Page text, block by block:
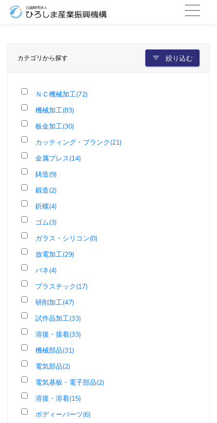
カテゴリから探す 絞り込む
ＮＣ機械加工(72)
機械加工(83)
板金加工(30)
カッティング・ブランク(21)
金属プレス(14)
鋳造(9)
鍛造(2)
鋲螺(4)
ゴム(3)
ガラス・シリコン(0)
放電加工(29)
バネ(4)
プラスチック(17)
研削加工(47)
試作品加工(33)
溶接・接着(33)
機械部品(31)
電気部品(2)
電気基板・電子部品(2)
溶接・溶着(15)
ボディーパーツ(6)